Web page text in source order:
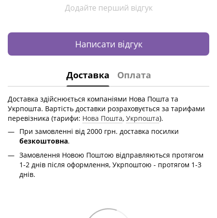
Додайте перший відгук
Написати відгук
Доставка Оплата
Доставка здійснюється компаніями Нова Пошта та
Укрпошта. Вартість доставки розраховується за тарифами
перевізника (тарифи: Нова Пошта, Укрпошта).
При замовленні від 2000 грн. доставка посилки
безкоштовна.
Замовлення Новою Поштою відправляються протягом
1-2 днів після оформлення, Укрпоштою - протягом 1-3
днів.